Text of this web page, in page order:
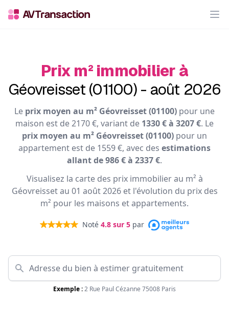
Prix m² immobilier à
Géovreisset (01100) - août 2026
Le prix moyen au m² Géovreisset (01100) pour une
maison est de 2170 €, variant de 1330 € à 3207 €. Le
prix moyen au m² Géovreisset (01100) pour un
appartement est de 1559 €, avec des estimations
allant de 986 € à 2337 €.
Visualisez la carte des prix immobilier au m² à
Géovreisset au 01 août 2026 et l'évolution du prix des
m² pour les maisons et appartements.
Noté 4.8 sur 5 par
Exemple :2 Rue Paul Cézanne 75008 Paris